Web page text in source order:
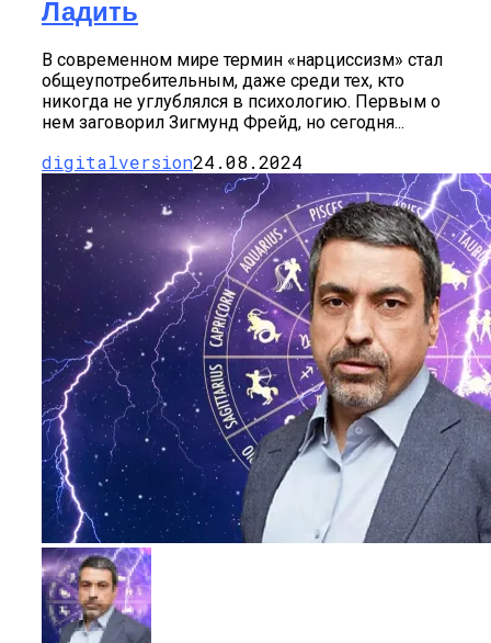
Ладить
В современном мире термин «нарциссизм» стал
общеупотребительным, даже среди тех, кто
никогда не углублялся в психологию. Первым о
нем заговорил Зигмунд Фрейд, но сегодня...
digitalversion24.08.2024